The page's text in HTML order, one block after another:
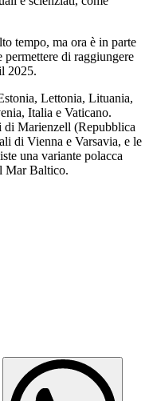
tempo, ma ora è in parte
di raggiungere
2025.
Lettonia, Lituania,
Italia e Vaticano.
di Marienzell (Repubblica
di Vienna e Varsavia, e le
una variante polacca
Mar Baltico.